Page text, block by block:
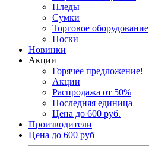
Пледы
Сумки
Торговое оборудование
Носки
Новинки
Акции
Горячее предложение!
Акции
Распродажа от 50%
Последняя единица
Цена до 600 руб.
Производители
Цена до 600 руб